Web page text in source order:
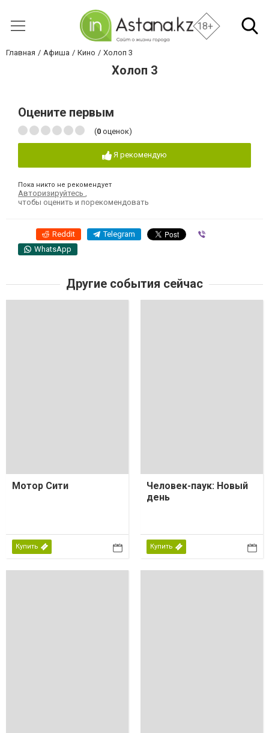
18+
Главная Афиша Кино Холоп 3
Холоп 3
Оцените первым
(0 оценок)
Я рекомендую
Пока никто не рекомендует
Авторизируйтесь
чтобы оценить и порекомендовать
Reddit Telegram
WhatsApp
Другие события сейчас
Мотор Сити
Купить
Человек-паук: Новый
день
Купить